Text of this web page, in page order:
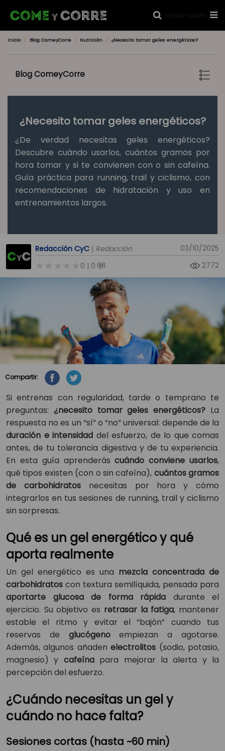
Iniciar sesión
Inicio Blog ComeyCorre Nutrición ¿Necesito tomar geles energéticos?
Blog ComeyCorre
¿Necesito tomar geles energéticos?
¿De verdad necesitas geles energéticos?
Descubre cuándo usarlos, cuántos gramos por
hora tomar y si te convienen con o sin cafeína.
Guía práctica para running, trail y ciclismo, con
recomendaciones de hidratación y uso en
entrenamientos largos.
Redacción CyC | Redacción
03/10/2025
0 | 0 2772
Compartir:
Si entrenas con regularidad, tarde o temprano te
preguntas: ¿necesito tomar geles energéticos? La
respuesta no es un “sí” o “no” universal: depende de la
duración e intensidad del esfuerzo, de lo que comas
antes, de tu tolerancia digestiva y de tu experiencia.
En esta guía aprenderáscuándo conviene usarlos,
qué tipos existen (con o sin cafeína), cuántos gramos
de carbohidratosnecesitas por hora y cómo
integrarlos en tus sesiones de running, trail y ciclismo
sin sorpresas.
Qué es un gel energético y qué
aporta realmente
Un gel energético es una mezcla concentrada de
carbohidratos con textura semilíquida, pensada para
aportarte glucosa de forma rápida durante el
ejercicio. Su objetivo es retrasar la fatiga, mantener
estable el ritmo y evitar el “bajón” cuando tus
reservas de glucógenoempiezan a agotarse.
Además, algunos añadenelectrolitos (sodio, potasio,
magnesio) y cafeínapara mejorar la alerta y la
percepción del esfuerzo.
¿Cuándo necesitas un gel y
cuándo no hace falta?
Sesiones cortas (hasta ~60 min)